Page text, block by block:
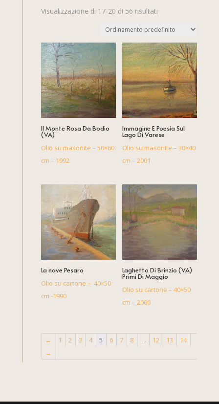
Visualizzazione di 17-20 di 56 risultati
Il Monte Rosa Da Bodio
(VA)
Olio su masonite – 50×60
cm – 1992
Immagine E Poesia Sul
Lago Di Varese
Olio su masonite – 30×40
cm – 2001
La nave Pesaro
Olio su cartone – 40×50
cm -1990
Laghetto Di Brinzio (VA)
Primi Di Maggio
Olio su cartone – 40×50
cm – 2000
← 1 2 3 4 5 6 7 8 … 12 13
14
→